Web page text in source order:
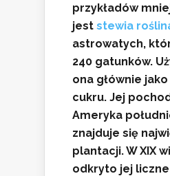
przykładów
jest stewia
astrowatych,
240 gatunków.
ona głównie
cukru. Jej
Ameryka
znajduje się
plantacji. W XIX
odkryto jej liczne